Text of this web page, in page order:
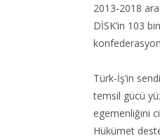
2013-2018
DİSK’in 103
Türk-İş’in
temsil gücü
egemenliğini
Hükümet